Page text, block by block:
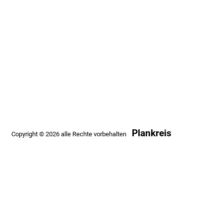
Copyright © 2026 alle Rechte vorbehalten Plankreis